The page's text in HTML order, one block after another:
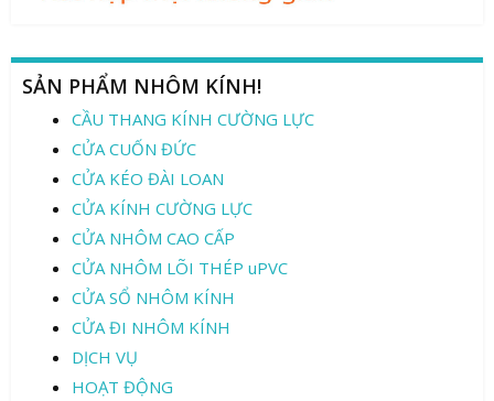
SẢN PHẨM NHÔM KÍNH!
CẦU THANG KÍNH CƯỜNG LỰC
CỬA CUỐN ĐỨC
CỬA KÉO ĐÀI LOAN
CỬA KÍNH CƯỜNG LỰC
CỬA NHÔM CAO CẤP
CỬA NHÔM LÕI THÉP uPVC
CỬA SỔ NHÔM KÍNH
CỬA ĐI NHÔM KÍNH
DỊCH VỤ
HOẠT ĐỘNG